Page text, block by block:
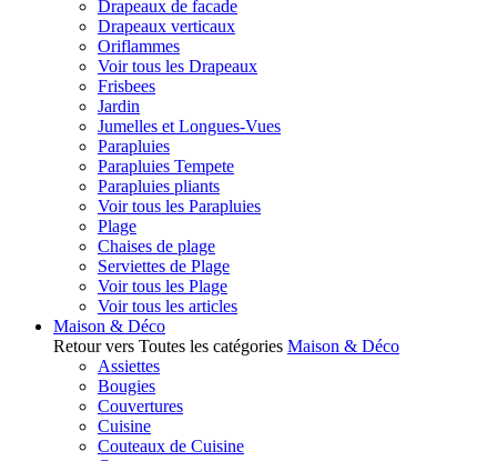
Drapeaux de facade
Drapeaux verticaux
Oriflammes
Voir tous les Drapeaux
Frisbees
Jardin
Jumelles et Longues-Vues
Parapluies
Parapluies Tempete
Parapluies pliants
Voir tous les Parapluies
Plage
Chaises de plage
Serviettes de Plage
Voir tous les Plage
Voir tous les articles
Maison & Déco
Retour vers Toutes les catégories Maison & Déco
Assiettes
Bougies
Couvertures
Cuisine
Couteaux de Cuisine